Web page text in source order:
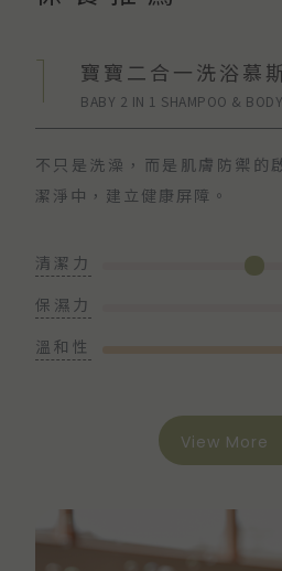
1 寶寶二合一洗浴慕
BABY 2 IN 1 SHAMPOO &
不只是洗澡，而是肌膚防禦的
潔淨中，建立健康屏障。
清潔力
保濕力
溫和性
View More